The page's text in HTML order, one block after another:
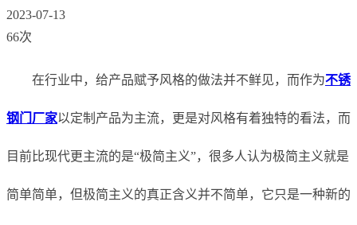
2023-07-13
66次
在行业中，给产品赋予风格的做法并不鲜见，而作为不锈
钢门厂家以定制产品为主流，更是对风格有着独特的看法，而
目前比现代更主流的是“极简主义”，很多人认为极简主义就是
简单简单，但极简主义的真正含义并不简单，它只是一种新的